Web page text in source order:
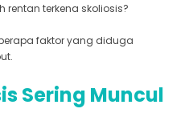
rentan terkena skoliosis?
faktor yang diduga
Sering Muncul